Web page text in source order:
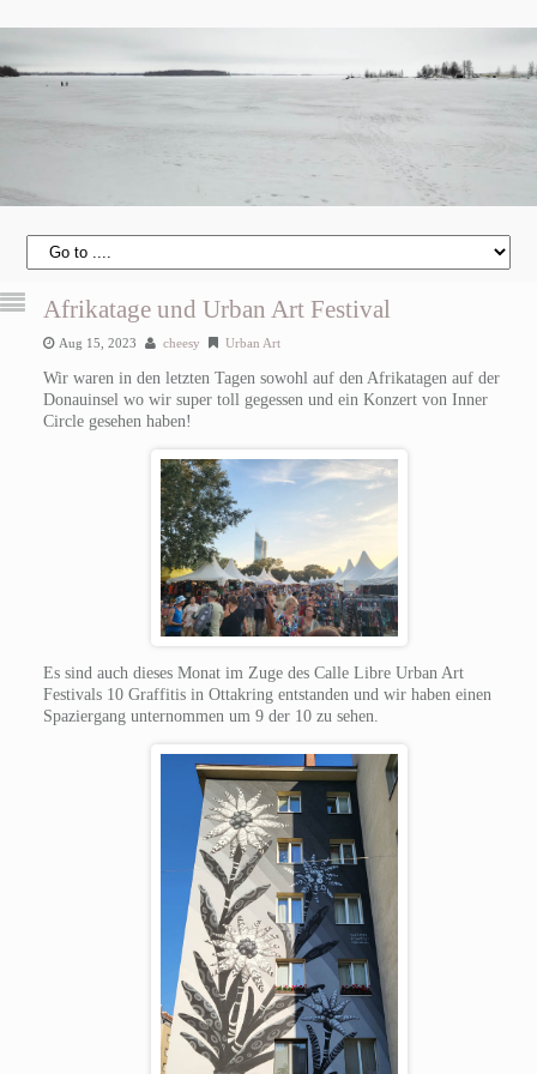
Afrikatage und Urban Art Festival
Aug 15, 2023 cheesy Urban Art
Wir waren in den letzten Tagen sowohl auf den Afrikatagen auf der
Donauinsel wo wir super toll gegessen und ein Konzert von Inner
Circle gesehen haben!
Es sind auch dieses Monat im Zuge des Calle Libre Urban Art
Festivals 10 Graffitis in Ottakring entstanden und wir haben einen
Spaziergang unternommen um 9 der 10 zu sehen.